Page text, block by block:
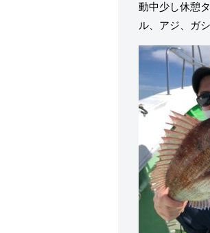
動中少し休憩
ル、アジ、ガ